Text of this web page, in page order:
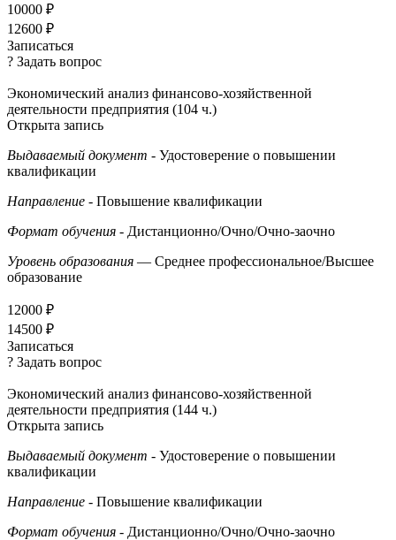
10000 ₽
12600 ₽
Записаться
? Задать вопрос
Экономический анализ финансово-хозяйственной
деятельности предприятия (104 ч.)
Открыта запись
Выдаваемый документ - Удостоверение о повышении
квалификации
Направление - Повышение квалификации
Формат обучения - Дистанционно/Очно/Очно-заочно
Уровень образования — Среднее профессиональное/Высшее
образование
12000 ₽
14500 ₽
Записаться
? Задать вопрос
Экономический анализ финансово-хозяйственной
деятельности предприятия (144 ч.)
Открыта запись
Выдаваемый документ - Удостоверение о повышении
квалификации
Направление - Повышение квалификации
Формат обучения - Дистанционно/Очно/Очно-заочно